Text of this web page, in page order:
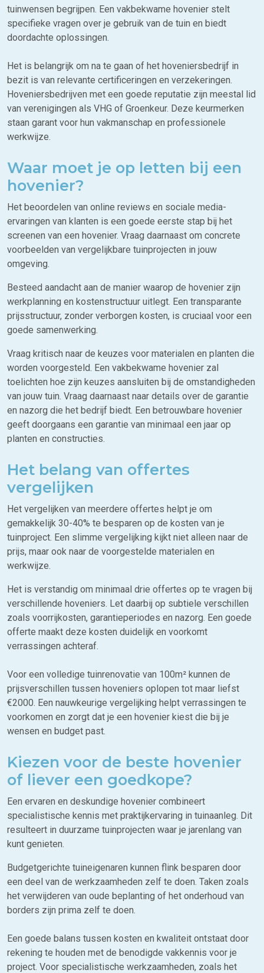
tuinwensen begrijpen. Een vakbekwame hovenier stelt
specifieke vragen over je gebruik van de tuin en biedt
doordachte oplossingen.
Het is belangrijk om na te gaan of het hoveniersbedrijf in
bezit is van relevante certificeringen en verzekeringen.
Hoveniersbedrijven met een goede reputatie zijn meestal lid
van verenigingen als VHG of Groenkeur. Deze keurmerken
staan garant voor hun vakmanschap en professionele
werkwijze.
Waar moet je op letten bij een
hovenier?
Het beoordelen van online reviews en sociale media-
ervaringen van klanten is een goede eerste stap bij het
screenen van een hovenier. Vraag daarnaast om concrete
voorbeelden van vergelijkbare tuinprojecten in jouw
omgeving.
Besteed aandacht aan de manier waarop de hovenier zijn
werkplanning en kostenstructuur uitlegt. Een transparante
prijsstructuur, zonder verborgen kosten, is cruciaal voor een
goede samenwerking.
Vraag kritisch naar de keuzes voor materialen en planten die
worden voorgesteld. Een vakbekwame hovenier zal
toelichten hoe zijn keuzes aansluiten bij de omstandigheden
van jouw tuin. Vraag daarnaast naar details over de garantie
en nazorg die het bedrijf biedt. Een betrouwbare hovenier
geeft doorgaans een garantie van minimaal een jaar op
planten en constructies.
Het belang van offertes
vergelijken
Het vergelijken van meerdere offertes helpt je om
gemakkelijk 30-40% te besparen op de kosten van je
tuinproject. Een slimme vergelijking kijkt niet alleen naar de
prijs, maar ook naar de voorgestelde materialen en
werkwijze.
Het is verstandig om minimaal drie offertes op te vragen bij
verschillende hoveniers. Let daarbij op subtiele verschillen
zoals voorrijkosten, garantieperiodes en nazorg. Een goede
offerte maakt deze kosten duidelijk en voorkomt
verrassingen achteraf.
Voor een volledige tuinrenovatie van 100m² kunnen de
prijsverschillen tussen hoveniers oplopen tot maar liefst
€2000. Een nauwkeurige vergelijking helpt verrassingen te
voorkomen en zorgt dat je een hovenier kiest die bij je
wensen en budget past.
Kiezen voor de beste hovenier
of liever een goedkope?
Een ervaren en deskundige hovenier combineert
specialistische kennis met praktijkervaring in tuinaanleg. Dit
resulteert in duurzame tuinprojecten waar je jarenlang van
kunt genieten.
Budgetgerichte tuineigenaren kunnen flink besparen door
een deel van de werkzaamheden zelf te doen. Taken zoals
het verwijderen van oude beplanting of het onderhoud van
borders zijn prima zelf te doen.
Een goede balans tussen kosten en kwaliteit ontstaat door
rekening te houden met de benodigde vakkennis voor je
project. Voor specialistische werkzaamheden, zoals het